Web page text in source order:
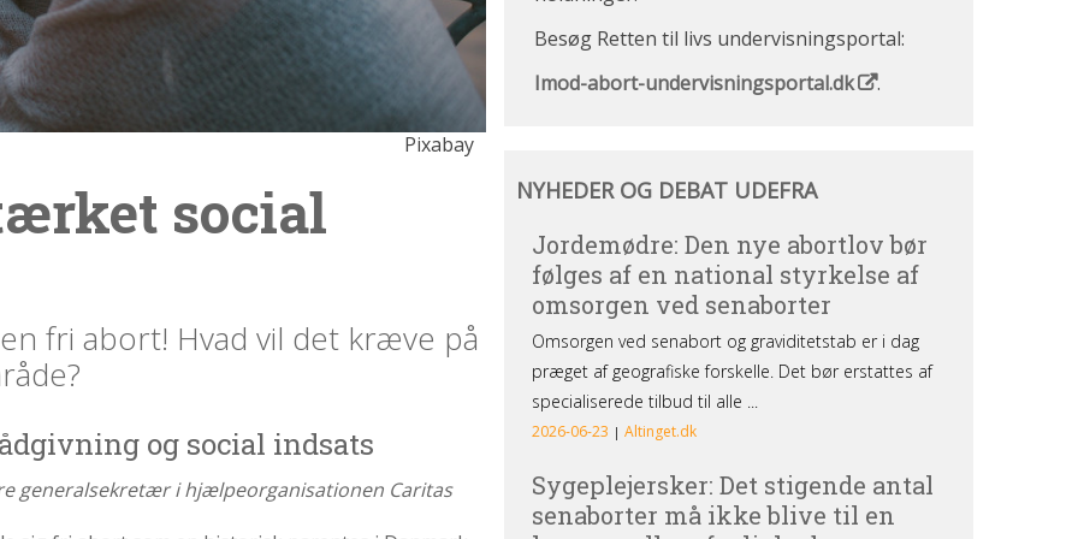
Pixabay
social
fri abort! Hvad vil det kræve på
og social indsats
generalsekretær i hjælpeorganisationen Caritas
Besøg Retten til livs undervisningsportal:
Imod-abort-undervisningsportal.dk
.
og
udefra
NYHEDER OG DEBAT UDEFRA